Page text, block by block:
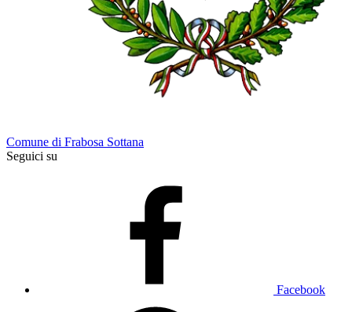
Comune di Frabosa Sottana
Seguici su
Facebook